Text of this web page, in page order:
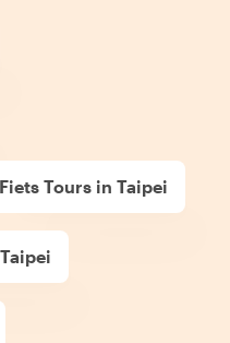
Fiets Tours in Taipei